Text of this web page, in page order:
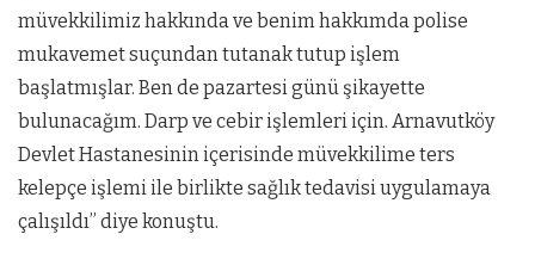
müvekkilimiz hakkında ve benim hakkımda polise
mukavemet suçundan tutanak tutup işlem
başlatmışlar. Ben de pazartesi günü şikayette
bulunacağım. Darp ve cebir işlemleri için. Arnavutköy
Devlet Hastanesinin içerisinde müvekkilime ters
kelepçe işlemi ile birlikte sağlık tedavisi uygulamaya
çalışıldı” diye konuştu.